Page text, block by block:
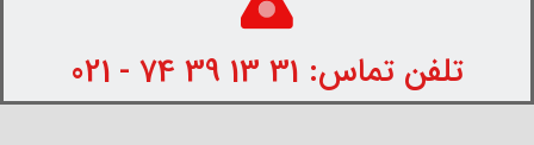
تلفن تماس: 31 13 39 74 - 021